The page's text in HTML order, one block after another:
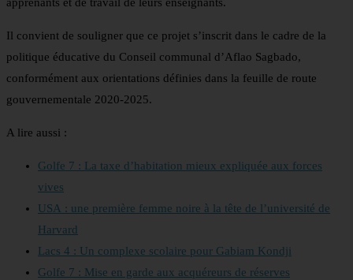
Il convient de souligner que ce projet s’inscrit dans le cadre de la
politique éducative du Conseil communal d’Aflao Sagbado,
conformément aux orientations définies dans la feuille de route
gouvernementale 2020-2025.
A lire aussi :
Golfe 7 : La taxe d’habitation mieux expliquée aux forces
vives
USA : une première femme noire à la tête de l’université de
Harvard
Lacs 4 : Un complexe scolaire pour Gabiam Kondji
Golfe 7 : Mise en garde aux acquéreurs de réserves